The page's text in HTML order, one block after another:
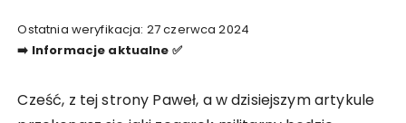
Ostatnia weryfikacja: 27 czerwca 2024
➡️ Informacje aktualne ✅
Cześć, z tej strony Paweł, a w dzisiejszym artykule